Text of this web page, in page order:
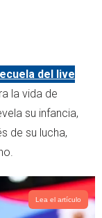
del live
la vida de
su infancia,
de su lucha,
Lea el artículo